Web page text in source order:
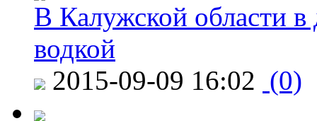
В Калужской области в
водкой
2015-09-09 16:02 (0)